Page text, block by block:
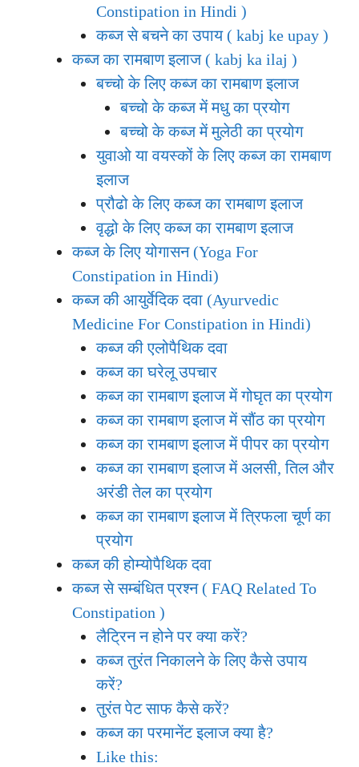
Constipation in Hindi )
कब्ज से बचने का उपाय ( kabj ke upay )
कब्ज का रामबाण इलाज ( kabj ka ilaj )
बच्चो के लिए कब्ज का रामबाण इलाज
बच्चो के कब्ज में मधु का प्रयोग
बच्चो के कब्ज में मुलेठी का प्रयोग
युवाओ या वयस्कों के लिए कब्ज का रामबाण
इलाज
प्रौढो के लिए कब्ज का रामबाण इलाज
वृद्धो के लिए कब्ज का रामबाण इलाज
कब्ज के लिए योगासन (Yoga For
Constipation in Hindi)
कब्ज की आयुर्वेदिक दवा (Ayurvedic
Medicine For Constipation in Hindi)
कब्ज की एलोपैथिक दवा
कब्ज का घरेलू उपचार
कब्ज का रामबाण इलाज में गोघृत का प्रयोग
कब्ज का रामबाण इलाज में सौंठ का प्रयोग
कब्ज का रामबाण इलाज में पीपर का प्रयोग
कब्ज का रामबाण इलाज में अलसी, तिल और
अरंडी तेल का प्रयोग
कब्ज का रामबाण इलाज में त्रिफला चूर्ण का
प्रयोग
कब्ज की होम्योपैथिक दवा
कब्ज से सम्बंधित प्रश्न ( FAQ Related To
Constipation )
लैट्रिन न होने पर क्या करें?
कब्ज तुरंत निकालने के लिए कैसे उपाय
करें?
तुरंत पेट साफ कैसे करें?
कब्ज का परमानेंट इलाज क्या है?
Like this: